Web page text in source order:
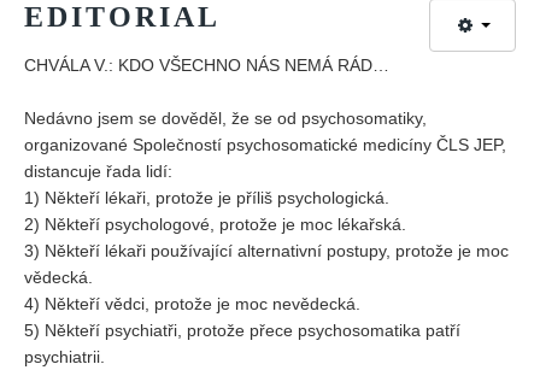
Doporučení
Vydání 1/ 2026
Vydání 2/ 2025
Vydání 1/ 2025
Vydání 1-2/ 2024
EDITORIAL
CHVÁLA V.: KDO VŠECHNO NÁS NEMÁ RÁD…
Nedávno jsem se dověděl, že se od psychosomatiky,
organizované Společností psychosomatické medicíny ČLS JEP,
distancuje řada lidí:
1) Někteří lékaři, protože je příliš psychologická.
2) Někteří psychologové, protože je moc lékařská.
3) Někteří lékaři používající alternativní postupy, protože je moc
vědecká.
4) Někteří vědci, protože je moc nevědecká.
5) Někteří psychiatři, protože přece psychosomatika patří
psychiatrii.